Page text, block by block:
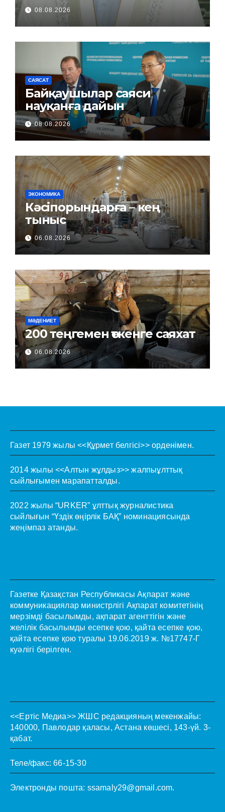
08.08.2026
САЯСАТ
Байқаушылар саяси
науқанға дайын
08.08.2026
ЭКОНОМИКА
Кәсіпорындарға – кең
тыныс
06.08.2026
МӘДЕНИЕТ
200 теңгемен өткенге саяхат
06.08.2026
Газет 1979 жылы <<Құрмет белгісі>> орденімен.
2014 жылы <<Алтын жұлдыз>> жалпыұлттық
сыйлығымен марапатталды.
2022 жылы “URKER” ұлттық журналистика
сыйлығын “Үздік өңірлік БАҚ” номинациясында
жеңімпаз атанды.
Газетке Қазақстан Республикасы Ақпарат және
коммуникациялар министрлігі Ақпарат комитетінің
мерзімді басылымды, ақпарат агенттігін және
желілік басылымды есепке қою, қайта есепке қою,
қайта есепке қою туралы 19.06.2019 ж. №17747-Г
куәлігі берілген.
<<Ертіс Медиа>> ЖШС редакцияның мекенжайы:
140000, Павлодар қаласы, Астана көшесі, 143-үй. 3-
қабат.
Теле/факс: 66-15-30
Электронды пошта: ssamaly29@gmail.com.